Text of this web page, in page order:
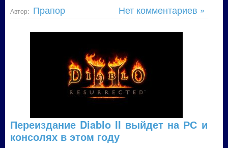
Автор: Прапор Нет комментариев »
Переиздание Diablo II выйдет на РС и
консолях в этом году